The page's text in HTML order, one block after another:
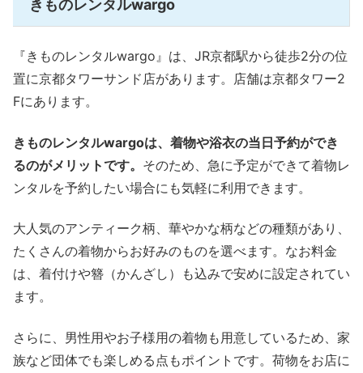
きものレンタルwargo
『きものレンタルwargo』は、JR京都駅から徒歩2分の位
置に京都タワーサンド店があります。店舗は京都タワー2
Fにあります。
きものレンタルwargoは、着物や浴衣の当日予約ができ
るのがメリットです。 そのため、急に予定ができて着物レ
ンタルを予約したい場合にも気軽に利用できます。
大人気のアンティーク柄、華やかな柄などの種類があり、
たくさんの着物からお好みのものを選べます。なお料金
は、着付けや簪（かんざし）も込みで安めに設定されてい
ます。
さらに、男性用やお子様用の着物も用意しているため、家
族など団体でも楽しめる点もポイントです。荷物をお店に